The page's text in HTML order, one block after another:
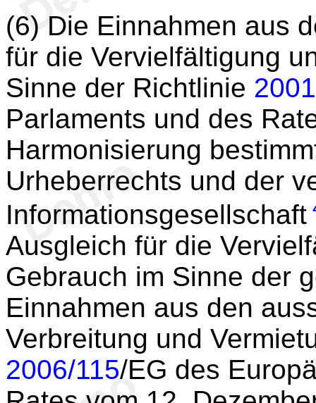
(6) Die Einnahmen aus
für die Vervielfältigung
Sinne der Richtlinie
Parlaments und des
Harmonisierung
Urheberrechts und der
Informationsgesellschaft
Ausgleich für die
Gebrauch im Sinne der
Einnahmen aus den
Verbreitung und
2006/115/EG des